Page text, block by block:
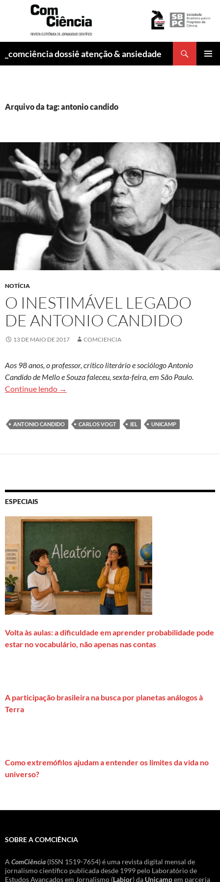
_comciência dossiê atenção & ansiedade
Arquivo da tag: antonio candido
NOTÍCIA
O INESTIMÁVEL LEGADO
DE ANTONIO CANDIDO
13 DE MAIO DE 2017 COMCIENCIA
Aos 98 anos, o professor, crítico literário e sociólogo Antonio
Candido de Mello e Souza faleceu, sexta-feira, em São Paulo.
Continue lendo O inestimável legado de Antonio Candido
→
ANTONIO CANDIDO CARLOS VOGT IEL UNICAMP
ESPECIAIS
Volta às aulas: a dificuldade em aprender probabilidade pode
estar no vocabulário, não apenas nas contas
A participação brasileira na busca por planetas análogos à
Terra
Como extremófilos ajudam a entender os limites da vida no
universo?
SOBRE A COMCIÊNCIA
A ComCiência (ISSN 1519-7654) é uma revista digital mensal de
jornalismo científico publicada desde 1999 pelo Laboratório de
Estudos Avançados em Jornalismo (Labjor) da Unicampem parceria